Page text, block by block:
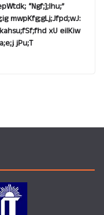
“Ngf;];lhu;”
mwpKfg;gLj;Jfpd;wJ:
xU eilKiw
jPu;T